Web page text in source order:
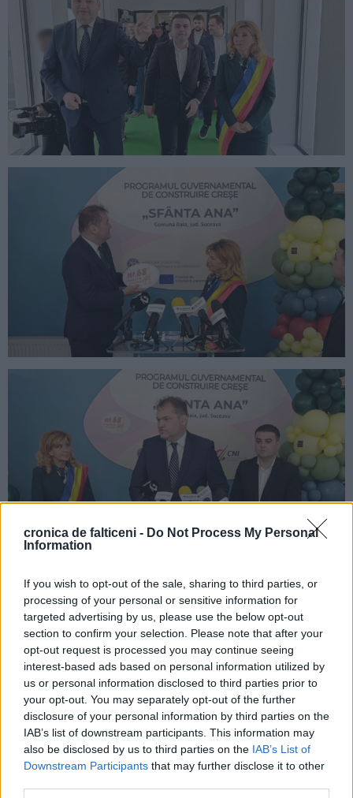
cronica de falticeni - Do Not Process My Personal
Information
If you wish to opt-out of the sale, sharing to third parties, or
processing of your personal or sensitive information for
targeted advertising by us, please use the below opt-out
section to confirm your selection. Please note that after your
opt-out request is processed you may continue seeing
interest-based ads based on personal information utilized by
us or personal information disclosed to third parties prior to
your opt-out. You may separately opt-out of the further
disclosure of your personal information by third parties on the
IAB’s list of downstream participants. This information may
also be disclosed by us to third parties on the IAB’s List of
Downstream Participants that may further disclose it to other